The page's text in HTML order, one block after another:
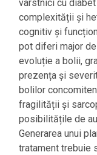
vârstnici cu
complexității și
cognitiv și
pot diferi major
evoluție a bolii,
prezența și
bolilor
fragilității și
posibilitățile de
Generarea unui
tratament trebuie